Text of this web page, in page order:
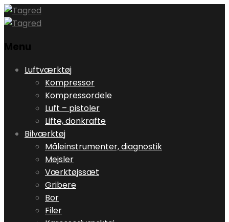
Menu
Skip
content
Luftværktøj
Kompressor
Kompressordele
Luft – pistoler
Lifte, donkrafte
Bilværktøj
Måleinstrumenter, diagnostik
Mejsler
Værktøjssæt
Gribere
Bor
Filer